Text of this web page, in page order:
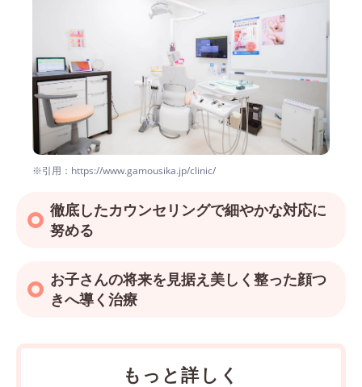
※引用：https://www.gamousika.jp/clinic/
徹底したカウンセリングで細やかな対応に
努める
お子さんの将来を見据え美しく整った顔つ
きへ導く治療
もっと詳しく